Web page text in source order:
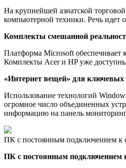
На крупнейшей азиатской
компьютерной техники. Речь идет
Комплекты смешанной
Платформа Microsoft обеспечивает
Комплекты Acer и HP уже
«Интернет вещей» для ключевых
Использование технологий
огромное число объединенных
информацию на панель
ПК с постоянным подключением к
ПК с постоянным подключением